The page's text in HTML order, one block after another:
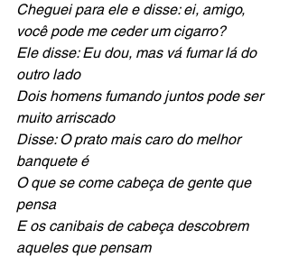
Cheguei para ele e disse: ei, amigo,
você pode me ceder um cigarro?
Ele disse: Eu dou, mas vá fumar lá do
outro lado
Dois homens fumando juntos pode ser
muito arriscado
Disse: O prato mais caro do melhor
banquete é
O que se come cabeça de gente que
pensa
E os canibais de cabeça descobrem
aqueles que pensam